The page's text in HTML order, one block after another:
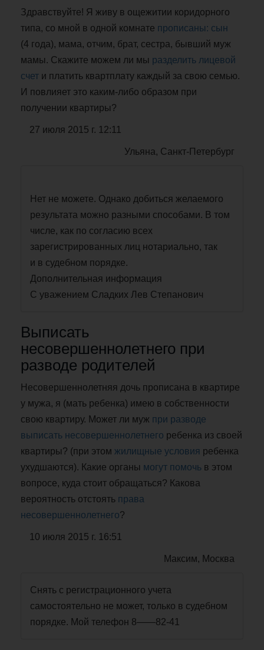
Здравствуйте! Я живу в ощежитии коридорного
типа, со мной в одной комнате прописаны: сын
(4 года), мама, отчим, брат, сестра, бывший муж
мамы. Скажите можем ли мы разделить лицевой
счет и платить квартплату каждый за свою семью.
И повлияет это каким-либо образом при
получении квартиры?
27 июля 2015 г. 12:11
Ульяна, Санкт-Петербург
Нет не можете. Однако добиться желаемого
результата можно разными способами. В том
числе, как по согласию всех
зарегистрированных лиц нотариально, так
и в судебном порядке.
Дополнительная информация
С уважением Сладких Лев Степанович
Выписать
несовершеннолетнего при
разводе родителей
Несовершеннолетняя дочь прописана в квартире
у мужа, я (мать ребенка) имею в собственности
свою квартиру. Может ли муж при разводе
выписать несовершеннолетнего ребенка из своей
квартиры? (при этом жилищные условия ребенка
ухудшаются). Какие органы могут помочь в этом
вопросе, куда стоит обращаться? Какова
вероятность отстоять права
несовершеннолетнего?
10 июля 2015 г. 16:51
Максим, Москва
Снять с регистрационного учета
самостоятельно не может, только в судебном
порядке. Мой телефон 8——82-41